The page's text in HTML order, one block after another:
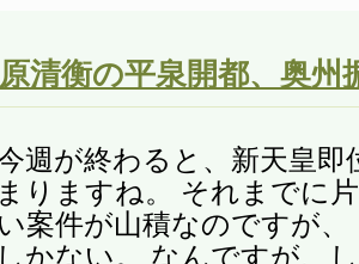
原清衡の平泉開都、奥州
週が終わると、新天皇即
りますね。 それまでに
案件が山積なのですが
かない。 なんですが、